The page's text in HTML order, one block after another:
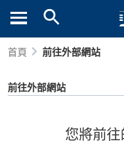
首頁 前往外部網站
前往外部網站
您將前往